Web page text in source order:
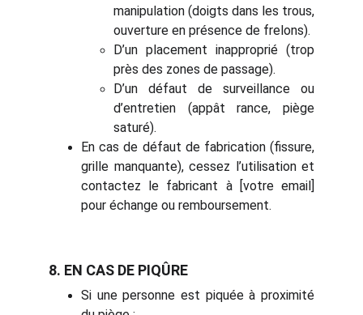
manipulation (doigts dans les trous,
ouverture en présence de frelons).
D’un placement inapproprié (trop
près des zones de passage).
D’un défaut de surveillance ou
d’entretien (appât rance, piège
saturé).
En cas de défaut de fabrication (fissure,
grille manquante), cessez l’utilisation et
contactez le fabricant à [votre email]
pour échange ou remboursement.
8. EN CAS DE PIQÛRE
Si une personne est piquée à proximité